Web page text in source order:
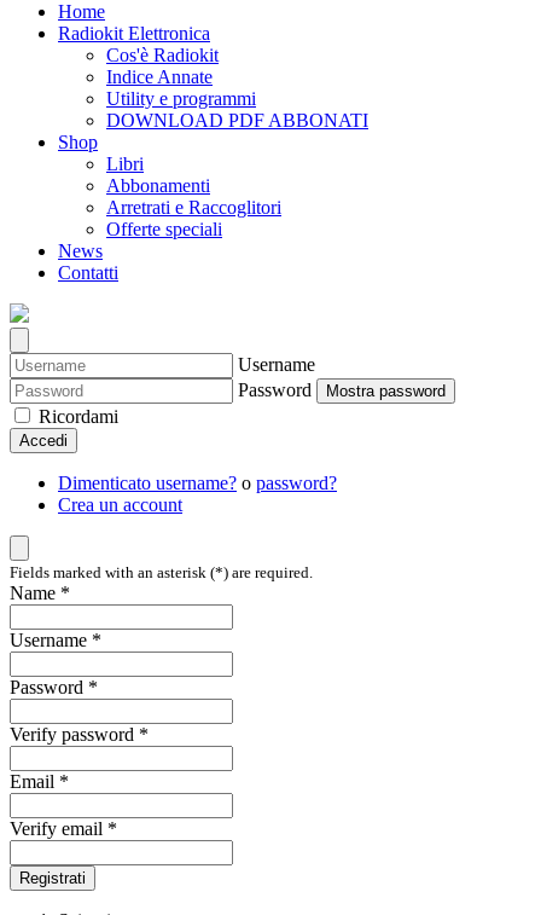
Home
Radiokit Elettronica
Cos'è Radiokit
Indice Annate
Utility e programmi
DOWNLOAD PDF ABBONATI
Shop
Libri
Abbonamenti
Arretrati e Raccoglitori
Offerte speciali
News
Contatti
Username
Password
Mostra password
Ricordami
Accedi
Dimenticato username? o password?
Crea un account
Fields marked with an asterisk (*) are required.
Name *
Username *
Password *
Verify password *
Email *
Verify email *
Registrati